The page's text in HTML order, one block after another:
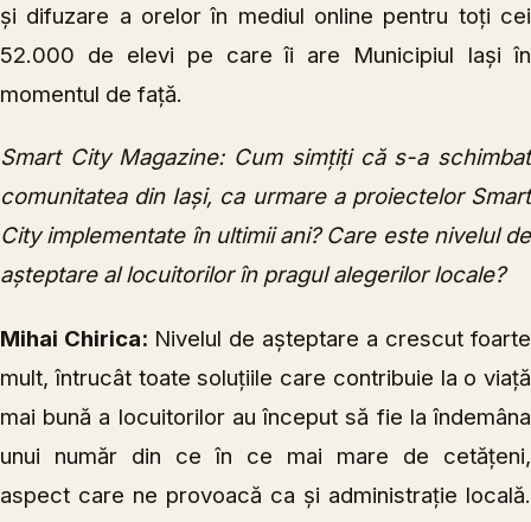
și difuzare a orelor în mediul online pentru toți cei
52.000 de elevi pe care îi are Municipiul Iași în
momentul de față.
Smart City Magazine: Cum simțiți că s-a schimbat
comunitatea din Iași, ca urmare a proiectelor Smart
City implementate în ultimii ani? Care este nivelul de
așteptare al locuitorilor în pragul alegerilor locale?
Mihai Chirica: Nivelul de așteptare a crescut foarte
mult, întrucât toate soluțiile care contribuie la o viață
mai bună a locuitorilor au început să fie la îndemâna
unui număr din ce în ce mai mare de cetățeni,
aspect care ne provoacă ca și administrație locală.